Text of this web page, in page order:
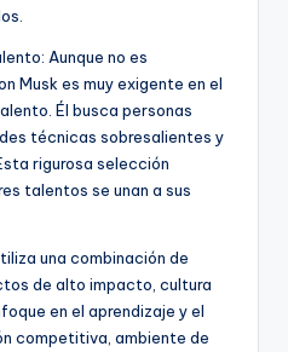
Aunque no es
Musk es muy exigente en el
Él busca personas
técnicas sobresalientes y
rigurosa selección
talentos se unan a sus
una combinación de
de alto impacto, cultura
en el aprendizaje y el
competitiva, ambiente de